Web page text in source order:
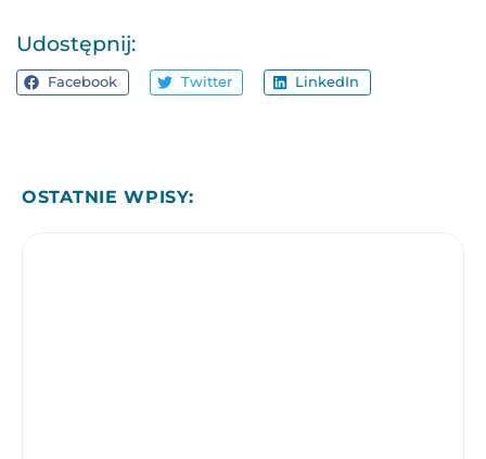
Udostępnij:
Facebook Twitter LinkedIn
OSTATNIE WPISY: